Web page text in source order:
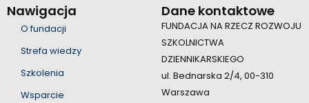
Nawigacja
O fundacji
Strefa wiedzy
Szkolenia
Wsparcie
Dane kontaktowe
FUNDACJA NA RZECZ ROZWOJU
SZKOLNICTWA
DZIENNIKARSKIEGO
ul. Bednarska 2/4, 00-310
Warszawa